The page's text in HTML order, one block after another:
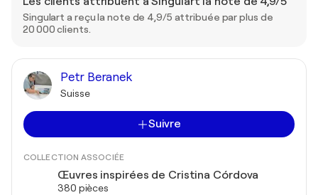
Singulart a reçu la note de 4,9/5 attribuée par plus de
20 000 clients.
Petr Beranek
Suisse
Suivre
COLLECTION ASSOCIÉE
Œuvres inspirées de Cristina Córdova
380 pièces